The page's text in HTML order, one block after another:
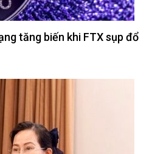
tăng biến khi FTX sụp đổ